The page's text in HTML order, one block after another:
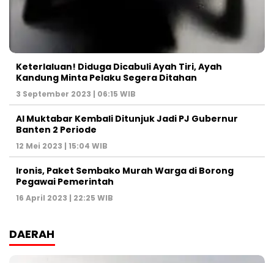
Keterlaluan! Diduga Dicabuli Ayah Tiri, Ayah
Kandung Minta Pelaku Segera Ditahan
3 September 2023 | 06:15 WIB
Al Muktabar Kembali Ditunjuk Jadi PJ Gubernur
Banten 2 Periode
12 Mei 2023 | 15:04 WIB
Ironis, Paket Sembako Murah Warga di Borong
Pegawai Pemerintah
16 April 2023 | 22:25 WIB
DAERAH